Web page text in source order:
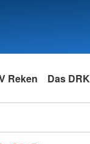
Reken Das DRK